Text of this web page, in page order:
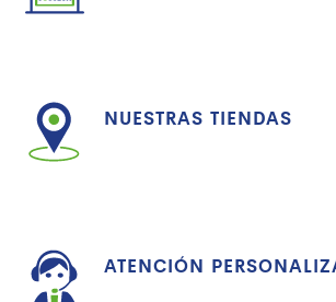
NUESTRAS TIENDAS
ATENCIÓN